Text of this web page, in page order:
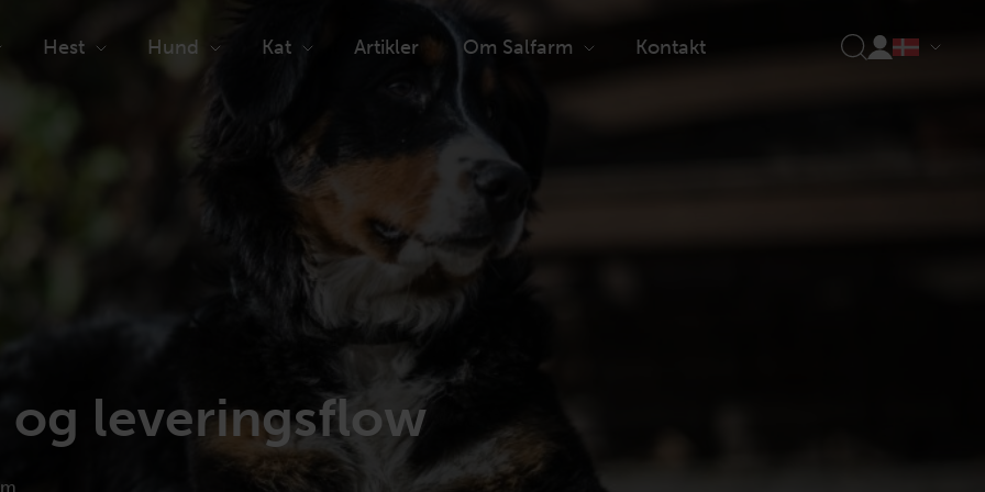
Hest Hund Kat Artikler Om Salfarm Kontakt
leveringsflow